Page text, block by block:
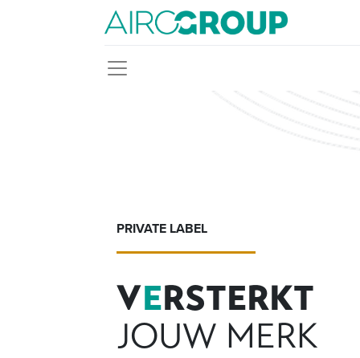
PRIVATE LABEL
VERSTERKT
JOUW MERK